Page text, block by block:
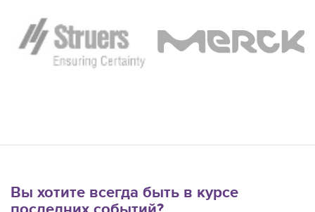
Вы хотите всегда быть в курсе